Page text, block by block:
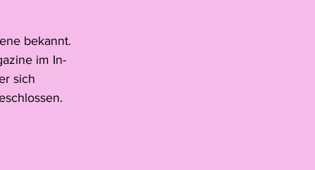
bekannt.
im In-
sich